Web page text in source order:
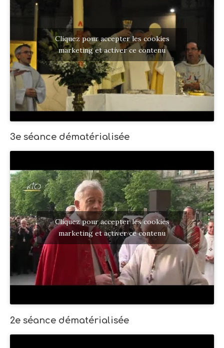
Cliquez pour accepter les cookies
marketing et activer ce contenu
3e séance dématérialisée
Cliquez pour accepter les cookies
marketing et activer ce contenu
2e séance dématérialisée